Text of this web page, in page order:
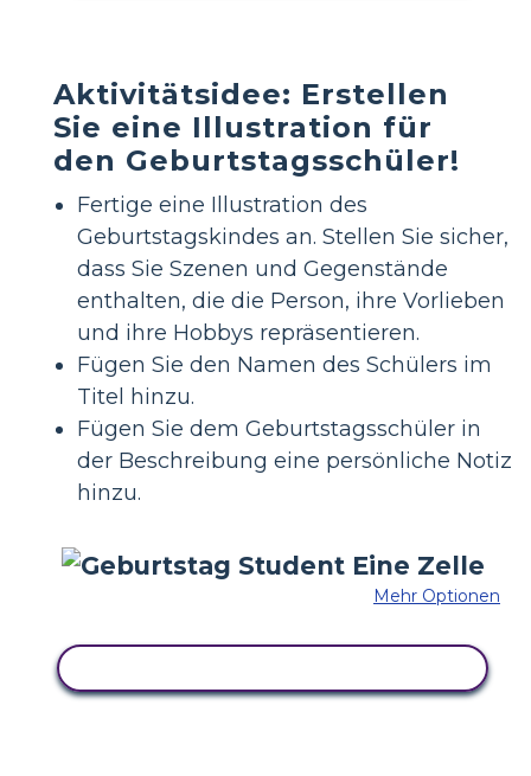
Aktivitätsidee: Erstellen
Sie eine Illustration für
den Geburtstagsschüler!
Fertige eine Illustration des
Geburtstagskindes an. Stellen Sie sicher,
dass Sie Szenen und Gegenstände
enthalten, die die Person, ihre Vorlieben
und ihre Hobbys repräsentieren.
Fügen Sie den Namen des Schülers im
Titel hinzu.
Fügen Sie dem Geburtstagsschüler in
der Beschreibung eine persönliche Notiz
hinzu.
Mehr Optionen